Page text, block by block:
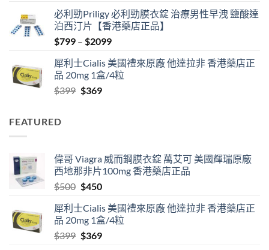
was:
$500.
is:
$450.
必利勁Priligy 必利勁膜衣錠 治療男性早洩 鹽酸達
泊西汀片【香港藥店正品】
$799 – $2099Price
$799
through
犀利士Cialis 美國禮來原廠 他達拉非 香港藥店正
品 20mg 1盒/4粒
$399 Original
$369Current
FEATURED
偉哥 Viagra 威而鋼膜衣錠 萬艾可 美國輝瑞原廠
西地那非片100mg 香港藥店正品
$500 Original
was:
$500.
$450Current
is:
$450.
犀利士Cialis 美國禮來原廠 他達拉非 香港藥店正
品 20mg 1盒/4粒
$399 Original
$369Current